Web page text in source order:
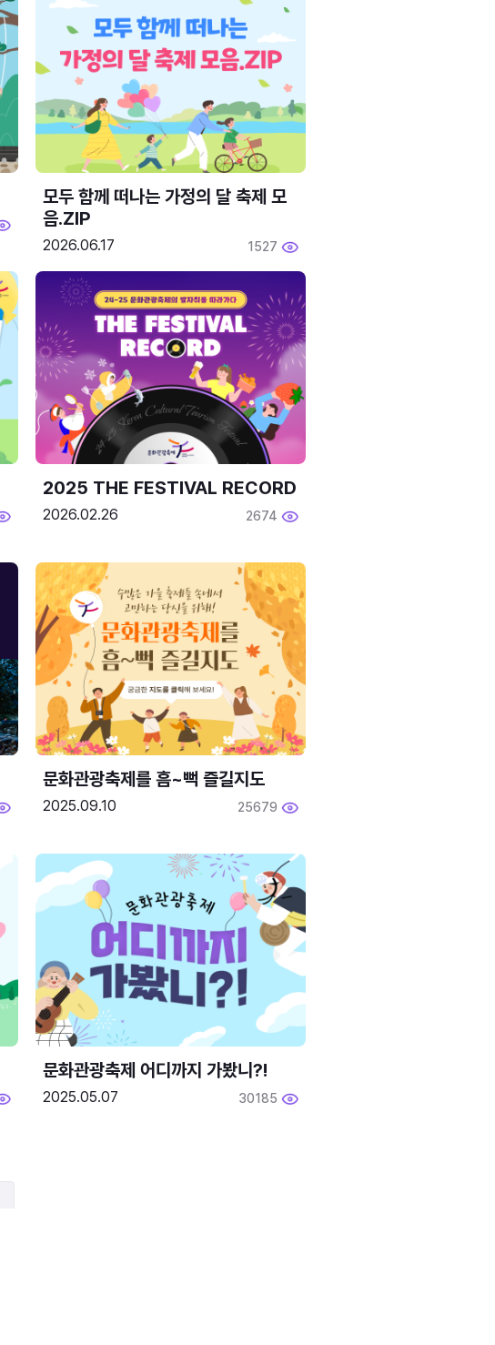
모두 함께 떠나는 가정의 달 축제 모
음.ZIP
2026.06.17 1527
2025 THE FESTIVAL RECORD
2026.02.26 2674
문화관광축제를 흠~뻑 즐길지도
2025.09.10 25679
문화관광축제 어디까지 가봤니?!
2025.05.07 30185